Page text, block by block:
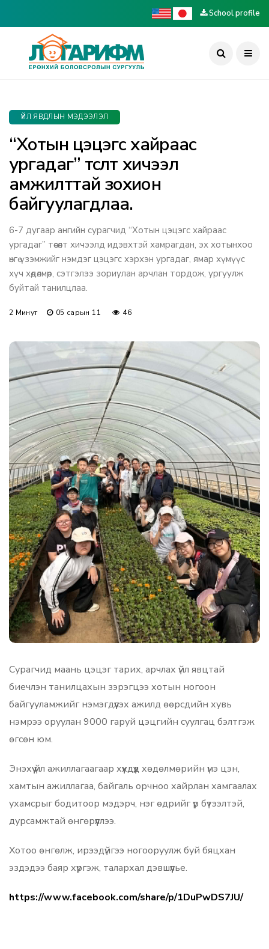
School profile
ҮЙЛ ЯВДЛЫН МЭДЭЭЛЭЛ
“Хотын цэцэгс хайраас
ургадаг” төсөлт хичээл
амжилттай зохион
байгуулагдлаа.
6-7 дугаар ангийн сурагчид “Хотын цэцэгс хайраас
ургадаг” төсөлт хичээлд идэвхтэй хамрагдан, эх хотынхоо
өнгө үзэмжийг нэмдэг цэцэгс хэрхэн ургадаг, ямар хүмүүс
хүч хөдөлмөр, сэтгэлээ зориулан арчлан тордож, ургуулж
буйтай танилцлаа.
2 Минут 05 сарын 11 46
Сурагчид маань цэцэг тарих, арчлах үйл явцтай
биечлэн танилцахын зэрэгцээ хотын ногоон
байгууламжийг нэмэгдүүлэх ажилд өөрсдийн хувь
нэмрээ оруулан 9000 гаруй цэцгийн суулгац бэлтгэж
өгсөн юм.
Энэхүү үйл ажиллагаагаар хүүхдүүд хөдөлмөрийн үнэ цэн,
хамтын ажиллагаа, байгаль орчноо хайрлан хамгаалах
ухамсрыг бодитоор мэдэрч, нэг өдрийг үр бүтээлтэй,
дурсамжтай өнгөрүүллээ.
Хотоо өнгөлж, ирээдүйгээ ногооруулж буй бяцхан
эздэдээ баяр хүргэж, талархал дэвшүүлье.
https://www.facebook.com/share/p/1DuPwDS7JU/